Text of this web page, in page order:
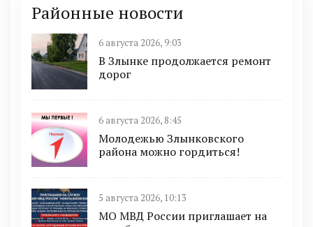
Районные новости
6 августа 2026, 9:03
В Злынке продолжается ремонт
дорог
6 августа 2026, 8:45
Молодежью Злынковского
района можно гордиться!
5 августа 2026, 10:13
МО МВД России приглашает на